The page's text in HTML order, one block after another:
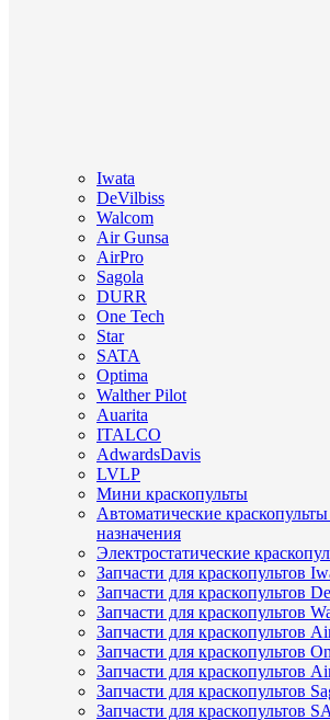
Iwata
DeVilbiss
Walcom
Air Gunsa
AirPro
Sagola
DURR
One Tech
Star
SATA
Optima
Walther Pilot
Auarita
ITALCO
AdwardsDavis
LVLP
Мини краскопульты
Автоматические
назначения
Электростатические
Запчасти для краскопультов
Запчасти для краскопультов
Запчасти для краскопультов
Запчасти для краскопультов
Запчасти для краскопультов
Запчасти для краскопультов
Запчасти для краскопультов
Запчасти для краскопультов